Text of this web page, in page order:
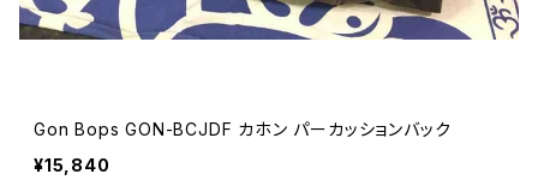
Gon Bops GON-BCJDF カホン パーカッションバック
¥15,840